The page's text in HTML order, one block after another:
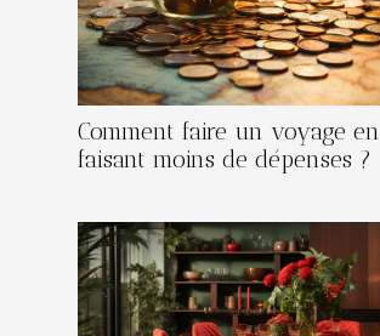
Comment faire un voyage en
faisant moins de dépenses ?